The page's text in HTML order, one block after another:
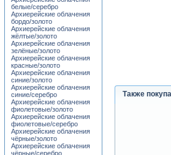
Также
белые/серебро
Архиерейские облачения
бордо/золото
Архиерейские облачения
жёлтые/золото
Архиерейские облачения
зелёные/золото
Архиерейские облачения
красные/золото
Архиерейские облачения
синие/золото
Архиерейские облачения
синие/серебро
Архиерейские облачения
фиолетовые/золото
Архиерейские облачения
фиолетовые/серебро
Архиерейские облачения
чёрные/золото
Архиерейские облачения
чёрные/серебро